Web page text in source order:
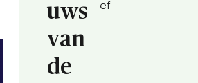
uws
van
de
ef